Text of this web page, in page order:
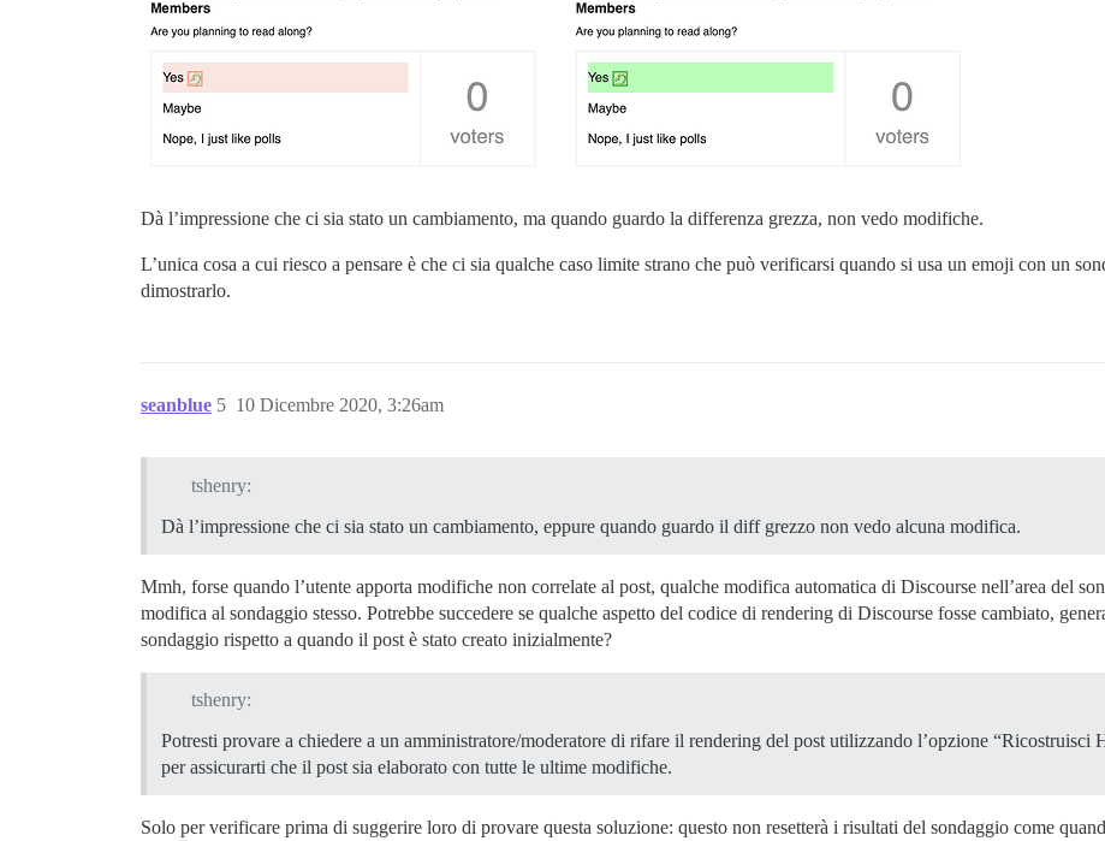
Dà l’impressione che ci sia stato un cambiamento, ma quando guardo la differenza grezza, non vedo modifiche.
L’unica cosa a cui riesco a pensare è che ci sia qualche caso limite strano che può verificarsi quando si usa un emoji con un
dimostrarlo.
seanblue 10 Dicembre 2020, 3:26am
5
tshenry:
Dà l’impressione che ci sia stato un cambiamento, eppure quando guardo il diff grezzo non vedo alcuna modifica.
Mmh, forse quando l’utente apporta modifiche non correlate al post, qualche modifica automatica di Discourse nell’area del
modifica al sondaggio stesso. Potrebbe succedere se qualche aspetto del codice di rendering di Discourse fosse cambiato,
sondaggio rispetto a quando il post è stato creato inizialmente?
tshenry:
Potresti provare a chiedere a un amministratore/moderatore di rifare il rendering del post utilizzando l’opzione
per assicurarti che il post sia elaborato con tutte le ultime modifiche.
Solo per verificare prima di suggerire loro di provare questa soluzione: questo non resetterà i risultati del sondaggio come